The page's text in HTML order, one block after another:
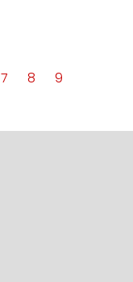
7 8 9